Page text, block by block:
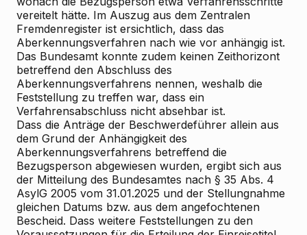
vereitelt hätte. Im Auszug aus dem Zentralen
Fremdenregister ist ersichtlich, dass das
Aberkennungsverfahren nach wie vor anhängig ist.
Das Bundesamt konnte zudem keinen Zeithorizont
betreffend den Abschluss des
Aberkennungsverfahrens nennen, weshalb die
Feststellung zu treffen war, dass ein
Verfahrensabschluss nicht absehbar ist.
Dass die Anträge der Beschwerdeführer allein aus
dem Grund der Anhängigkeit des
Aberkennungsverfahrens betreffend die
Bezugsperson abgewiesen wurden, ergibt sich aus
der Mitteilung des Bundesamtes nach § 35 Abs. 4
AsylG 2005 vom 31.01.2025 und der Stellungnahme
gleichen Datums bzw. aus dem angefochtenen
Bescheid. Dass weitere Feststellungen zu den